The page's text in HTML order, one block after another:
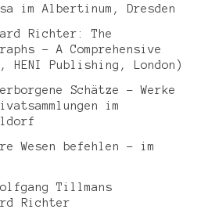
im Albertinum, Dresden
Richter: The
– A Comprehensive
HENI Publishing, London)
Schätze – Werke
im
Wesen befehlen – im
Tillmans
Richter